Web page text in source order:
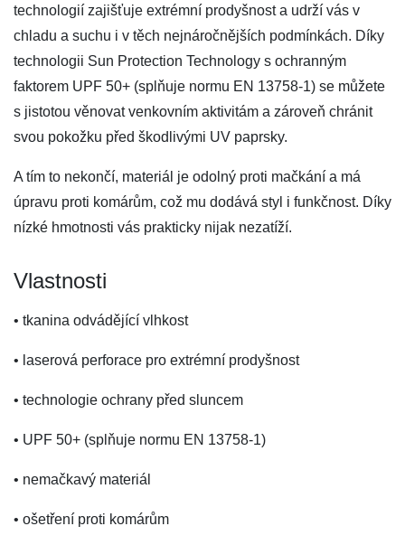
technologií zajišťuje extrémní prodyšnost a udrží vás v
chladu a suchu i v těch nejnáročnějších podmínkách. Díky
technologii Sun Protection Technology s ochranným
faktorem UPF 50+ (splňuje normu EN 13758-1) se můžete
s jistotou věnovat venkovním aktivitám a zároveň chránit
svou pokožku před škodlivými UV paprsky.
A tím to nekončí, materiál je odolný proti mačkání a má
úpravu proti komárům, což mu dodává styl i funkčnost. Díky
nízké hmotnosti vás prakticky nijak nezatíží.
Vlastnosti
• tkanina odvádějící vlhkost
• laserová perforace pro extrémní prodyšnost
• technologie ochrany před sluncem
• UPF 50+ (splňuje normu EN 13758-1)
• nemačkavý materiál
• ošetření proti komárům